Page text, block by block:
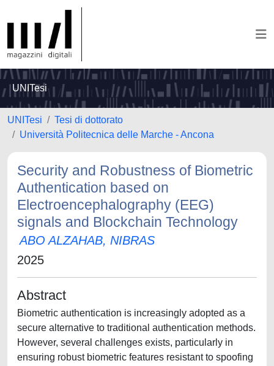
UNITesi
UNITesi
Tesi di dottorato
Università Politecnica delle Marche - Ancona
Security and Robustness of Biometric
Authentication based on
Electroencephalography (EEG)
signals and Blockchain Technology
ABO ALZAHAB, NIBRAS
2025
Abstract
Biometric authentication is increasingly adopted as a
secure alternative to traditional authentication methods.
However, several challenges exists, particularly in
ensuring robust biometric features resistant to spoofing